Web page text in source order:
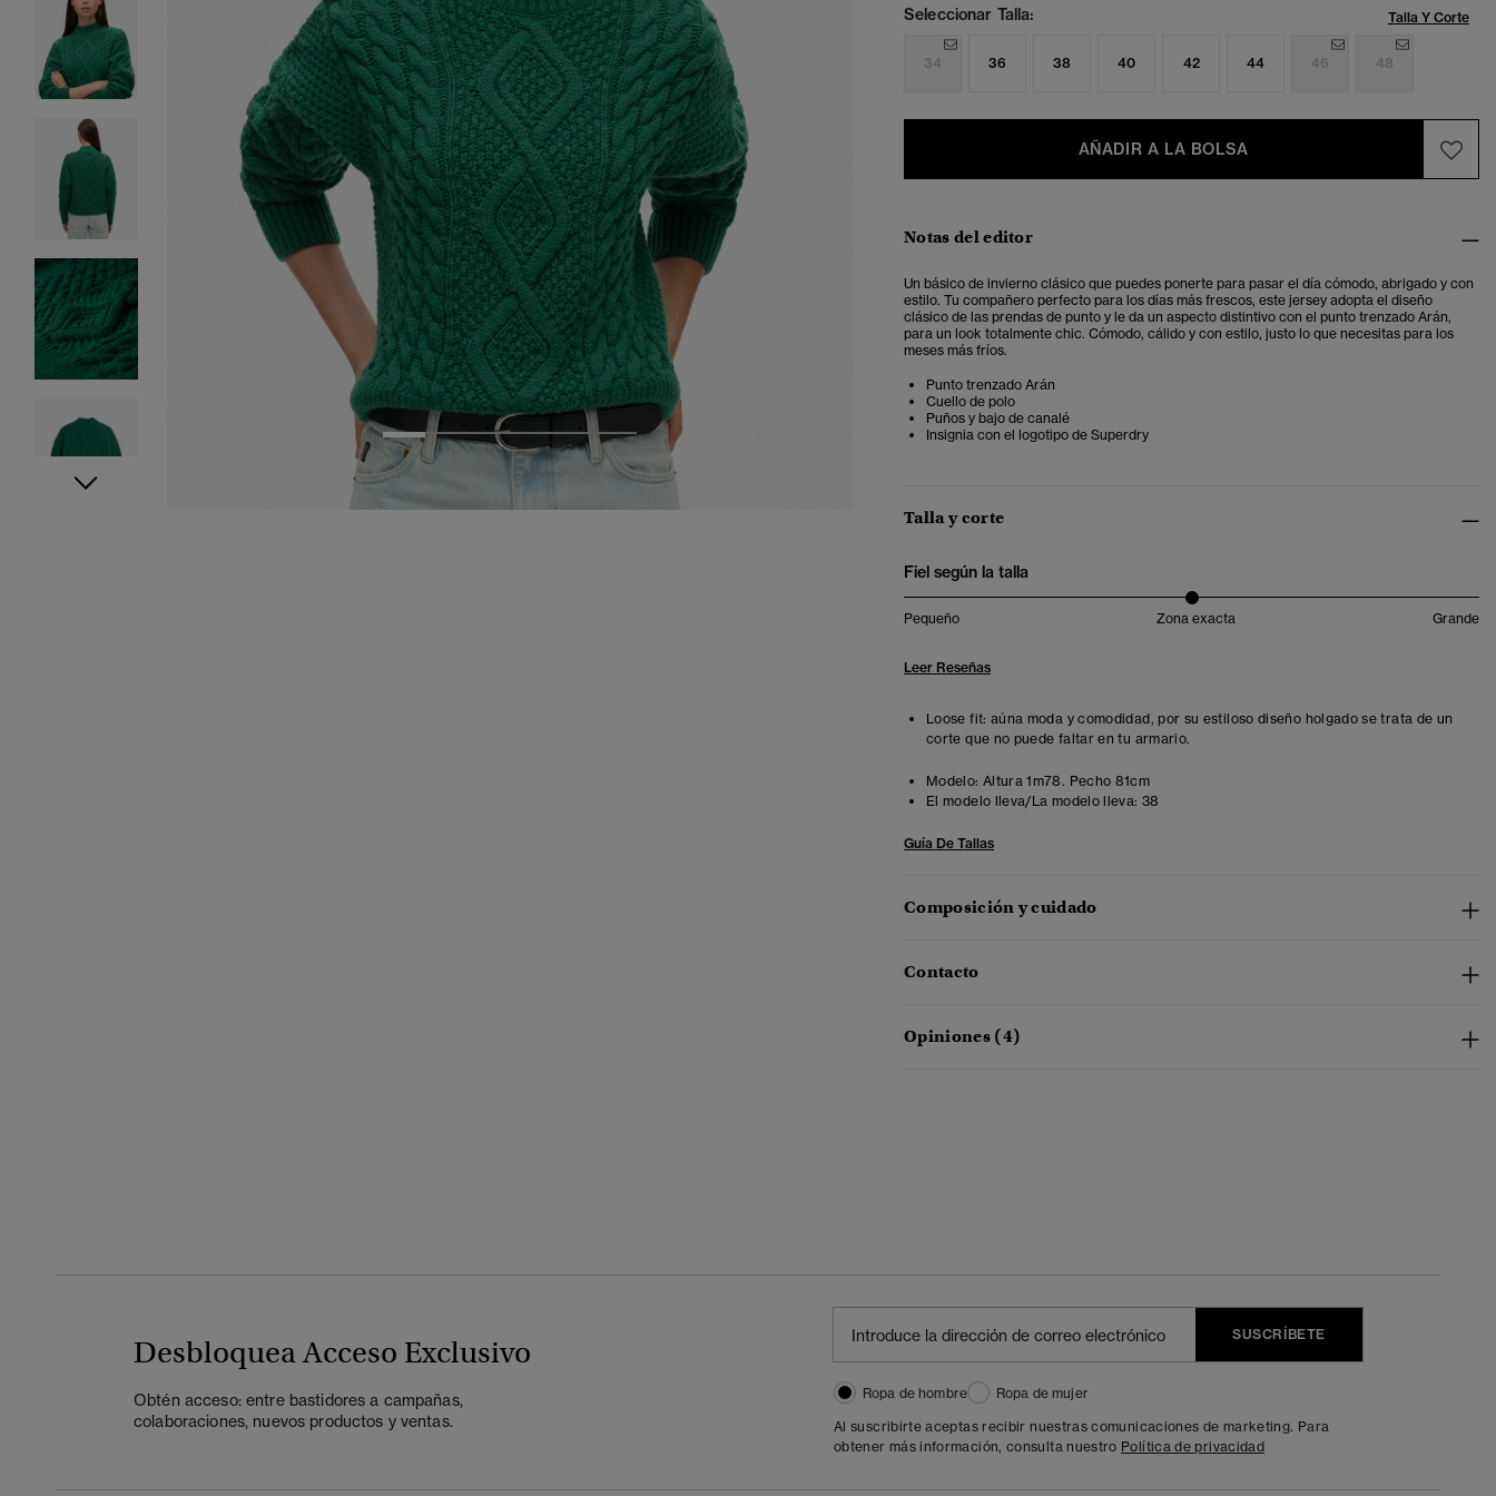
1 2 3 4 5 6
Seleccionar Talla: Talla Y Corte
34 36 38 40 42 44 46 48
AÑADIR A LA BOLSA
Notas del editor
Un básico de invierno clásico que puedes ponerte para pasar el día cómodo, abrigado y con
estilo. Tu compañero perfecto para los días más frescos, este jersey adopta el diseño
clásico de las prendas de punto y le da un aspecto distintivo con el punto trenzado Arán,
para un look totalmente chic. Cómodo, cálido y con estilo, justo lo que necesitas para los
meses más fríos.
Punto trenzado Arán
Cuello de polo
Puños y bajo de canalé
Insignia con el logotipo de Superdry
Talla y corte
Fiel según la talla
Pequeño Zona exacta Grande
Leer Reseñas
Loose fit: aúna moda y comodidad, por su estiloso diseño holgado se trata de un
corte que no puede faltar en tu armario.
Modelo: Altura 1m78. Pecho 81cm
El modelo lleva/La modelo lleva: 38
Guía De Tallas
Composición y cuidado
Contacto
Opiniones (4)
Desbloquea Acceso Exclusivo
Obtén acceso: entre bastidores a campañas,
colaboraciones, nuevos productos y ventas.
SUSCRÍBETE
Ropa de hombre
Ropa de mujer
Al suscribirte aceptas recibir nuestras comunicaciones de marketing. Para
obtener más información, consulta nuestro Política de privacidad